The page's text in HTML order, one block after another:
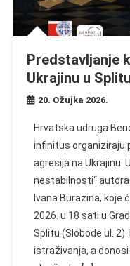
Predstavljanje
Ukrajinu u Splitu
20. Ožujka 2026.
Hrvatska udruga
infinitus organiziraju
agresija na Ukrajinu:
nestabilnosti“ autora
Ivana Burazina, koje
2026. u 18 sati u
Splitu (Slobode ul.
istraživanja, a